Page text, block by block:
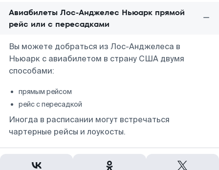
Авиабилеты Лос-Анджелес Ньюарк прямой
рейс или с пересадками
Вы можете добраться из Лос-Анджелеса в
Ньюарк с авиабилетом в страну США двумя
способами:
прямым рейсом
рейс с пересадкой
Иногда в расписании могут встречаться
чартерные рейсы и лоукосты.